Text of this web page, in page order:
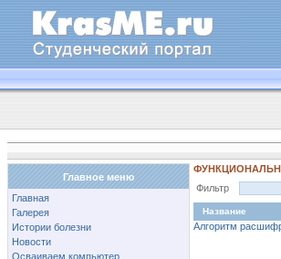
Главное меню
Главная
Галерея
Истории болезни
Новости
Осваиваем компьютер
Фильтр
Название
Алгоритм